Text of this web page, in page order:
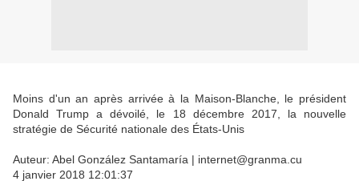
Moins d'un an après arrivée à la Maison-Blanche, le président
Donald Trump a dévoilé, le 18 décembre 2017, la nouvelle
stratégie de Sécurité nationale des États-Unis
Auteur: Abel González Santamaría | internet@granma.cu
4 janvier 2018 12:01:37